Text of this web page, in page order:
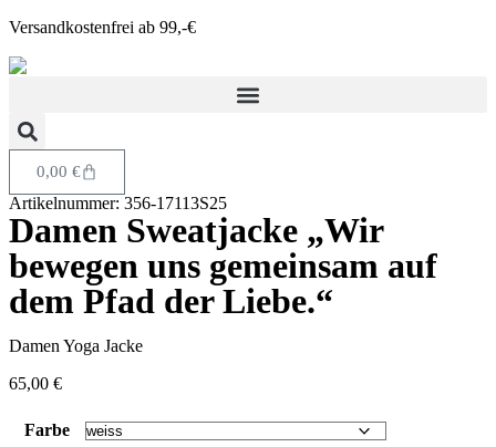
Versandkostenfrei ab 99,-€
0,00 €
Artikelnummer: 356-17113S25
Damen Sweatjacke „Wir
bewegen uns gemeinsam auf
dem Pfad der Liebe.“
Damen Yoga Jacke
65,00 €
Farbe